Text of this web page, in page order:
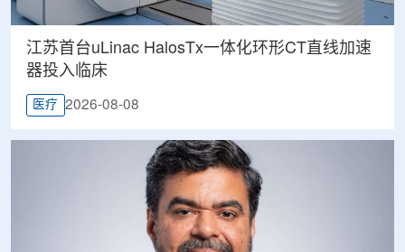
江苏首台uLinac HalosTx一体化环形CT直线加速
器投入临床
医疗 2026-08-08